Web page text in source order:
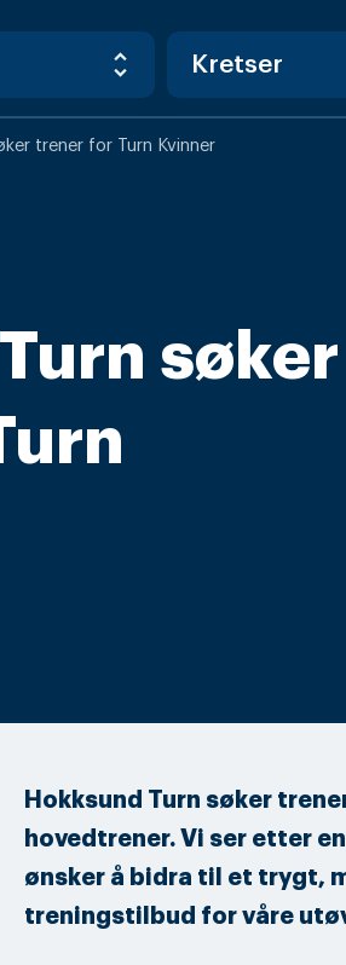
trener for Turn Kvinner
søker
Hokksund Turn søker
hovedtrener. Vi ser etter
ønsker å bidra til et trygt,
treningstilbud for våre